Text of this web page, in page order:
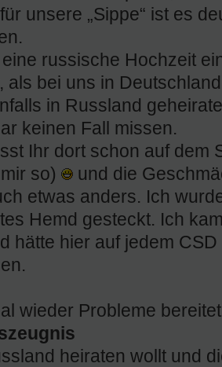
unsere „Sippe“ ist es
russische Hochzeit
als bei uns in
in Russland
keinen Fall missen.
Ihr dort schon auf dem
so)
und die
etwas anders. Ich
Hemd gesteckt. Ich
hätte hier auf jedem
wieder Probleme
heiraten wollt und